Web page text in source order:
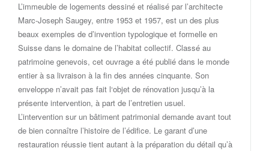
L’immeuble de logements dessiné et réalisé par l’architecte
Marc-Joseph Saugey, entre 1953 et 1957, est un des plus
beaux exemples de d’invention typologique et formelle en
Suisse dans le domaine de l’habitat collectif. Classé au
patrimoine genevois, cet ouvrage a été publié dans le monde
entier à sa livraison à la fin des années cinquante. Son
enveloppe n’avait pas fait l‘objet de rénovation jusqu’à la
présente intervention, à part de l’entretien usuel.
L’intervention sur un bâtiment patrimonial demande avant tout
de bien connaître l’histoire de l’édifice. Le garant d’une
restauration réussie tient autant à la préparation du détail qu’à